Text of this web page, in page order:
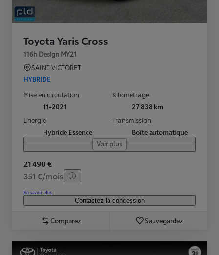
Toyota Yaris Cross
116h Design MY21
SAINT VICTORET
HYBRIDE
Mise en circulation
11-2021
Kilométrage
27 838 km
Energie
Hybride Essence
Transmission
Boîte automatique
Voir plus
21 490 €
351 €/mois
En savoir plus
Contactez la concession
Comparez Sauvegardez